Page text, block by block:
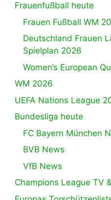
Frauenfußball heute
Frauen Fußball WM
Deutschland Frauen
Spielplan 2026
Women’s European
WM 2026
UEFA Nations League
Bundesliga heute
FC Bayern München
BVB News
VfB News
Champions League TV